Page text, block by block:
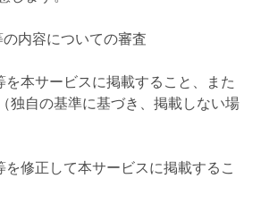
内容についての審査
本サービスに掲載すること、また
独自の基準に基づき、掲載しない場
修正して本サービスに掲載するこ